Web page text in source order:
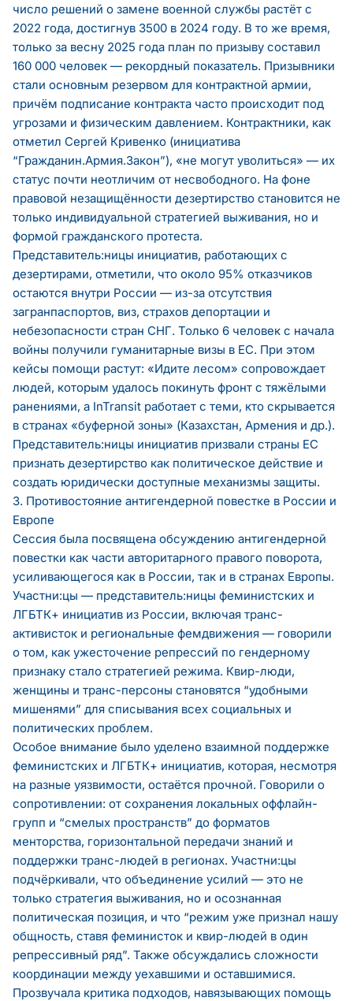
число решений о замене военной службы растёт с
2022 года, достигнув 3500 в 2024 году. В то же время,
только за весну 2025 года план по призыву составил
160 000 человек — рекордный показатель. Призывники
стали основным резервом для контрактной армии,
причём подписание контракта часто происходит под
угрозами и физическим давлением. Контрактники, как
отметил Сергей Кривенко (инициатива
“Гражданин.Армия.Закон”), «не могут уволиться» — их
статус почти неотличим от несвободного. На фоне
правовой незащищённости дезертирство становится не
только индивидуальной стратегией выживания, но и
формой гражданского протеста.
Представитель:ницы инициатив, работающих с
дезертирами, отметили, что около 95% отказчиков
остаются внутри России — из-за отсутствия
загранпаспортов, виз, страхов депортации и
небезопасности стран СНГ. Только 6 человек с начала
войны получили гуманитарные визы в ЕС. При этом
кейсы помощи растут: «Идите лесом» сопровождает
людей, которым удалось покинуть фронт с тяжёлыми
ранениями, а InTransit работает с теми, кто скрывается
в странах «буферной зоны» (Казахстан, Армения и др.).
Представитель:ницы инициатив призвали страны ЕС
признать дезертирство как политическое действие и
создать юридически доступные механизмы защиты.
3. Противостояние антигендерной повестке в России и
Европе
Сессия была посвящена обсуждению антигендерной
повестки как части авторитарного правого поворота,
усиливающегося как в России, так и в странах Европы.
Участни:цы — представитель:ницы феминистских и
ЛГБТК+ инициатив из России, включая транс-
активисток и региональные фемдвижения — говорили
о том, как ужесточение репрессий по гендерному
признаку стало стратегией режима. Квир-люди,
женщины и транс-персоны становятся “удобными
мишенями” для списывания всех социальных и
политических проблем.
Особое внимание было уделено взаимной поддержке
феминистских и ЛГБТК+ инициатив, которая, несмотря
на разные уязвимости, остаётся прочной. Говорили о
сопротивлении: от сохранения локальных оффлайн-
групп и “смелых пространств” до форматов
менторства, горизонтальной передачи знаний и
поддержки транс-людей в регионах. Участни:цы
подчёркивали, что объединение усилий — это не
только стратегия выживания, но и осознанная
политическая позиция, и что “режим уже признал нашу
общность, ставя феминисток и квир-людей в один
репрессивный ряд”. Также обсуждались сложности
координации между уехавшими и оставшимися.
Прозвучала критика подходов, навязывающих помощь